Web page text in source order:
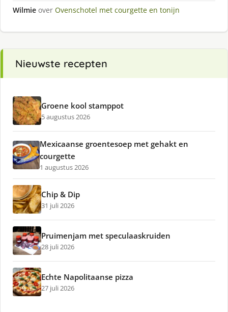
Wilmie over Ovenschotel met courgette en tonijn
Nieuwste recepten
Groene kool stamppot
5 augustus 2026
Mexicaanse groentesoep met gehakt en
courgette
1 augustus 2026
Chip & Dip
31 juli 2026
Pruimenjam met speculaaskruiden
28 juli 2026
Echte Napolitaanse pizza
27 juli 2026